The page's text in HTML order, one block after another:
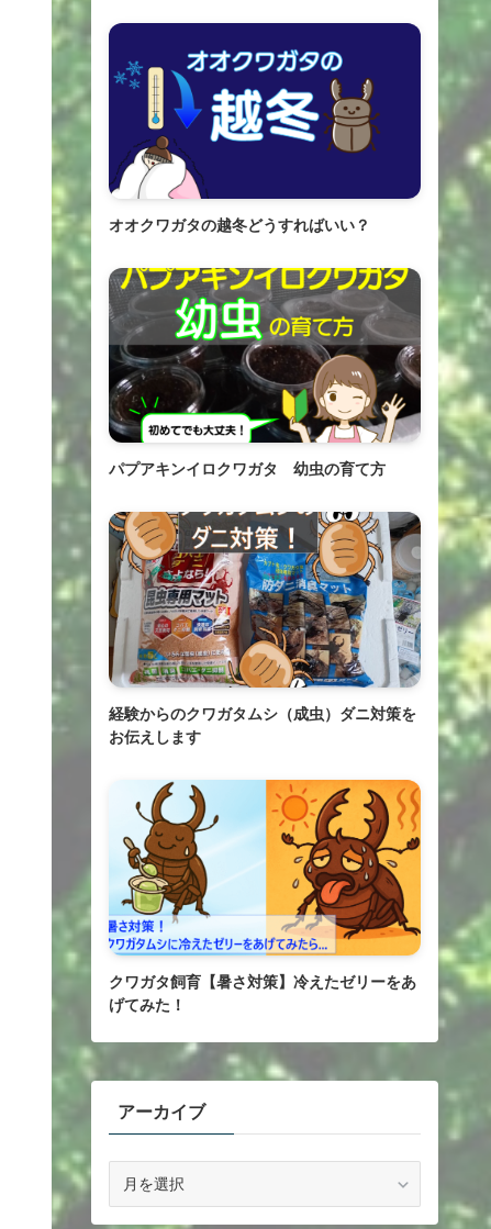
オオクワガタの越冬どうすればいい？
パプアキンイロクワガタ 幼虫の育て方
経験からのクワガタムシ（成虫）ダニ対策を
お伝えします
クワガタ飼育【暑さ対策】冷えたゼリーをあ
げてみた！
アーカイブ